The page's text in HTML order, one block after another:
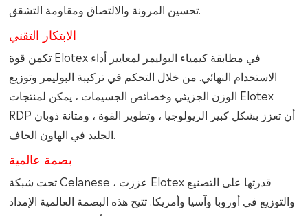
تحسين المرونة والالتصاق ومقاومة التشقق.
الابتكار التقني
تكمن قوة Elotex في مطابقة كيمياء البوليمر لمعايير أداء
الاستخدام النهائي. من خلال التحكم في تركيبة البوليمر وتوزيع
الوزن الجزيئي وخصائص الجسيمات ، يمكن لمنتجات Elotex
RDP أن تعزز بشكل كبير الريولوجيا ، وتطوير القوة ، ومتانة ذوبان
الجليد في الهاون الجاف.
بصمة عالمية
تحت شبكة Celanese ، عززت Elotex قدرتها على التصنيع
والتوزيع في أوروبا وآسيا وأمريكا. تتيح هذه البصمة العالمية الإمداد